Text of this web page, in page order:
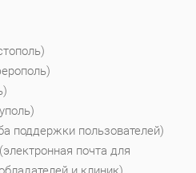
поддержки пользователей)
почта для